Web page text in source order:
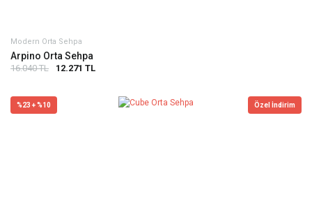
Modern Orta Sehpa
Arpino Orta Sehpa
16.040 TL 12.271 TL
%23 + %10 Özel İndirim